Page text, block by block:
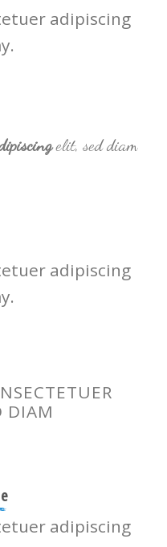
adipiscing
elit, sed diam
adipiscing
DIAM
adipiscing